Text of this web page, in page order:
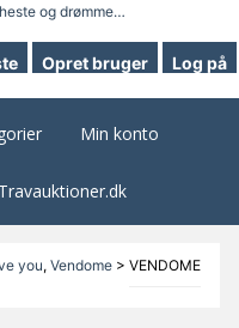
Opret bruger Log på
Min konto
you, Vendome> VENDOME